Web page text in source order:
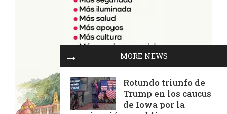
MORE NEWS
Rotundo triunfo de
Trump en los caucus
de Iowa por la